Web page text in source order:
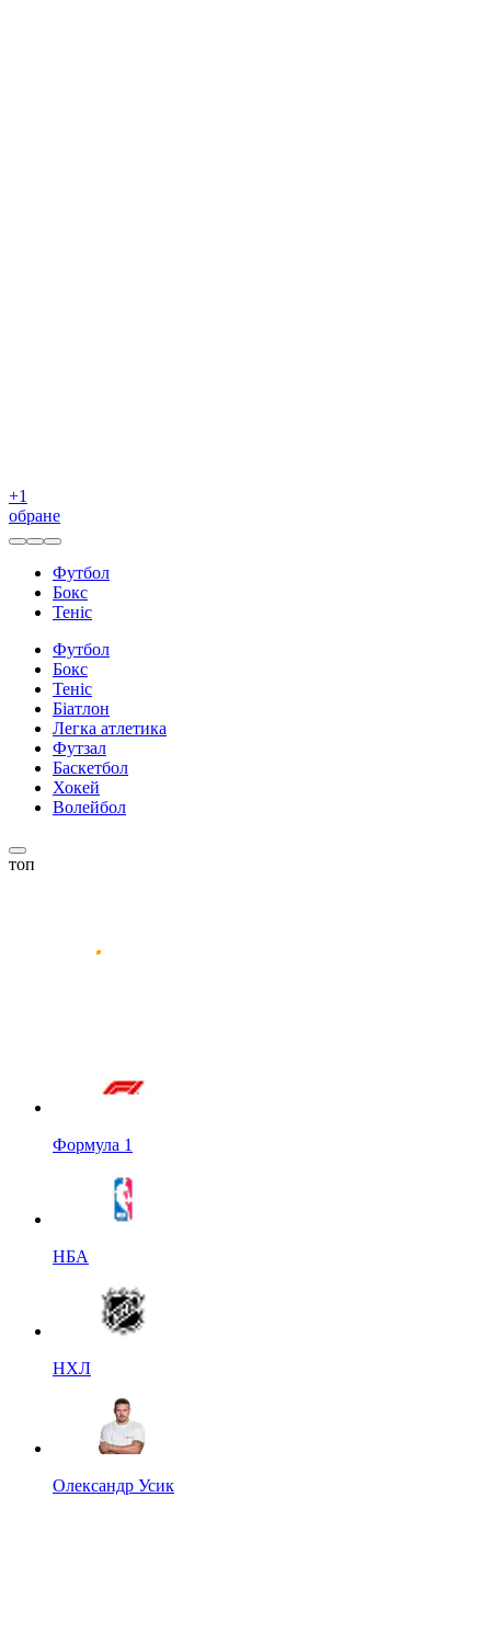
+1
обране
Футбол
Бокс
Теніс
Футбол
Бокс
Теніс
Біатлон
Легка атлетика
Футзал
Баскетбол
Хокей
Волейбол
топ
Формула 1
НБА
НХЛ
Олександр Усик